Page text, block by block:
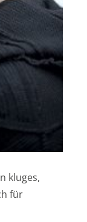
kluges,
für